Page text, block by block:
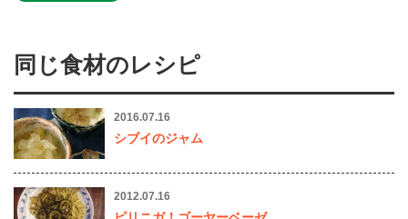
同じ食材のレシピ
2016.07.16
シブイのジャム
2012.07.16